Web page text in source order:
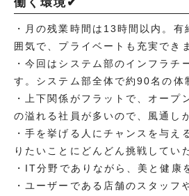
働く環境✔
・月の残業時間は13時間以内。
囲気で、プライベートも充実でき
・今回はシステム部のインフラチ
す。システム部全体で約90名の体
・上下関係がフラットで、オープ
の溢れる社員が多いので、風通し
・手を挙げる人にチャンスを与え
りたいことにどんどん挑戦してい
・IT分野でありながら、美と健康
・ユーザーである店舗のスタッフ